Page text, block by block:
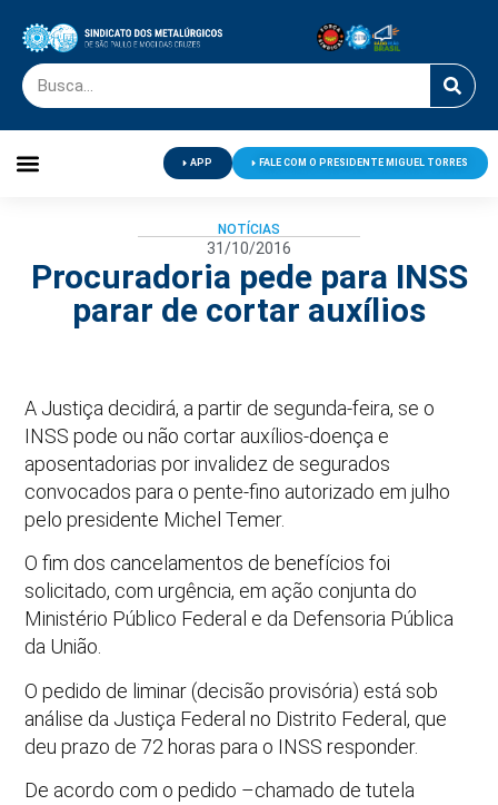
APP FALE COM O PRESIDENTE MIGUEL TORRES
NOTÍCIAS
31/10/2016
Procuradoria pede para INSS
parar de cortar auxílios
A Justiça decidirá, a partir de segunda-feira, se o
INSS pode ou não cortar auxílios-doença e
aposentadorias por invalidez de segurados
convocados para o pente-fino autorizado em julho
pelo presidente Michel Temer.
O fim dos cancelamentos de benefícios foi
solicitado, com urgência, em ação conjunta do
Ministério Público Federal e da Defensoria Pública
da União.
O pedido de liminar (decisão provisória) está sob
análise da Justiça Federal no Distrito Federal, que
deu prazo de 72 horas para o INSS responder.
De acordo com o pedido –chamado de tutela